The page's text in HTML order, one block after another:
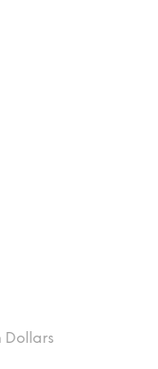
Dollars